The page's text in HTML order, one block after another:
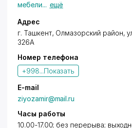
мебели... ещё
Адрес
г. Ташкент, Олмазорский район,
326А
Номер телефона
+998...Показать
E-mail
ziyozamir@mail.ru
Часы работы
10.00-17.00; без перерыва;